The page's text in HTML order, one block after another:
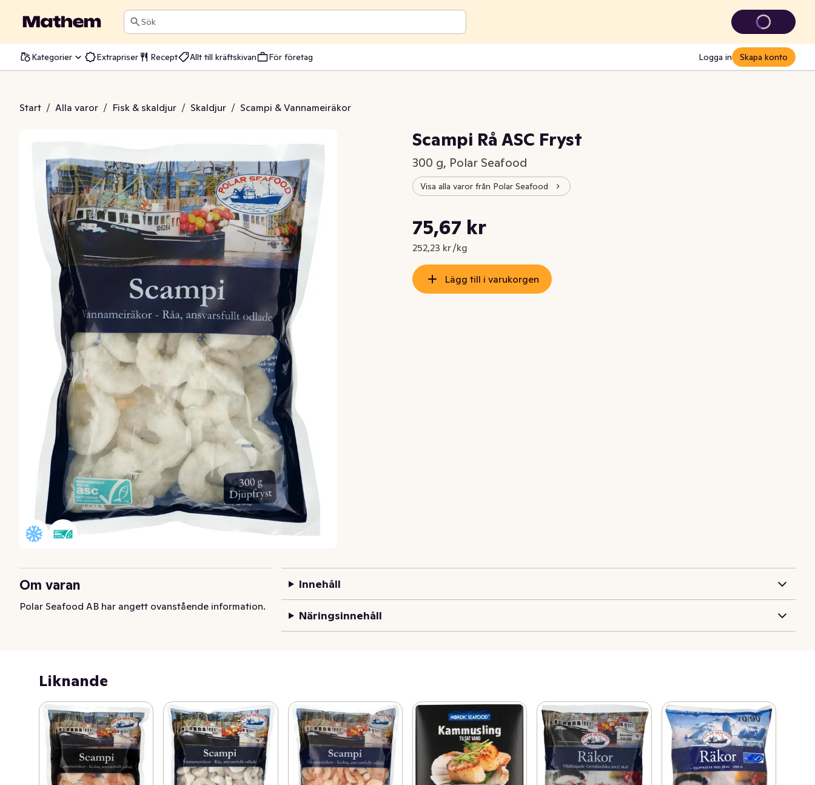
Sök
Kategorier Extrapriser Recept Allt till kräftskivan För företag Logga in Skapa konto
Start / Alla varor / Fisk & skaldjur / Skaldjur / Scampi & Vannameiräkor
Rå ASC Fryst
Scampi Rå ASC Fryst
300 g, Polar Seafood
Visa alla varor från Polar Seafood
Nuvarande pris är: 75,67 kr
75,67 kr
252,23 kr /kg
Styckpris: 252,23 kr /kg
Lägg till i varukorgen
Om varan
Polar Seafood AB har angett ovanstående information.
Innehåll
Näringsinnehåll
Liknande